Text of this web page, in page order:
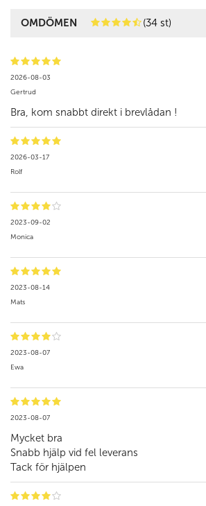
OMDÖMEN (34 st)
2026-08-03
Gertrud
Bra, kom snabbt direkt i brevlådan !
2026-03-17
Rolf
2023-09-02
Monica
2023-08-14
Mats
2023-08-07
Ewa
2023-08-07
Mycket bra
Snabb hjälp vid fel leverans
Tack för hjälpen